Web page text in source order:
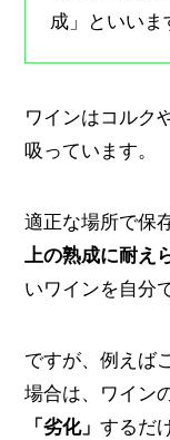
成」といいま
ワインはコルク
吸っています。
適正な場所で保
上の熟成に耐え
いワインを自分
ですが、例えば
場合は、ワイン
「劣化」するだ